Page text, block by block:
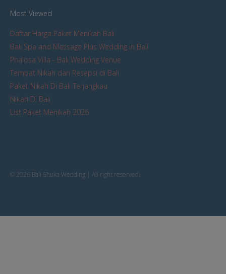
Most Viewed
Daftar Harga Paket Menikah Bali
Bali Spa and Massage Plus Wedding in Bali
Phalosa Villa - Bali Wedding Venue
Tempat Nikah dan Resepsi di Bali
Paket Nikah Di Bali Terjangkau
Nikah Di Bali
List Paket Menikah 2026
© 2026 Bali Shuka Wedding | All right reserved.